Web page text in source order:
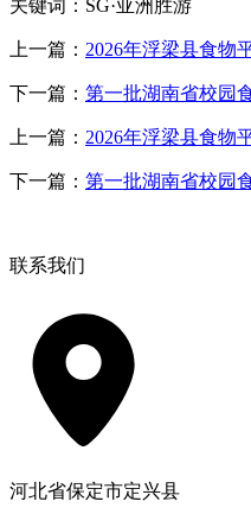
关键词：SG·亚洲胜游
上一篇： 2026年浮梁县食物
下一篇： 第一批湖南省校园
上一篇： 2026年浮梁县食物
下一篇： 第一批湖南省校园
联系我们
河北省保定市定兴县